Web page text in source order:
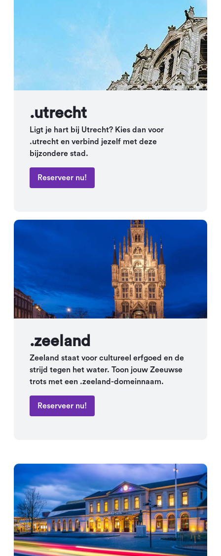
.utrecht
Ligt je hart bij Utrecht? Kies dan voor
.utrecht en verbind jezelf met deze
bijzondere stad.
Reserveer nu!
.zeeland
Zeeland staat voor cultureel erfgoed en de
strijd tegen het water. Toon jouw Zeeuwse
trots met een .zeeland-domeinnaam.
Reserveer nu!